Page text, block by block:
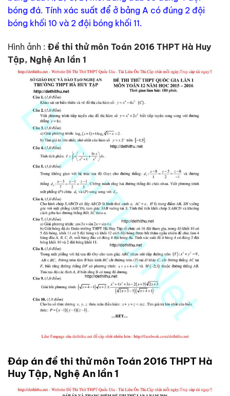
bóng đá. Tính xác suất để ở bảng A có đúng 2 đội
bóng khối 10 và 2 đội bóng khối 11.
Hình ảnh : Đề thi thử môn Toán 2016 THPT Hà Huy
Tập, Nghệ An lần 1
Đáp án đề thi thử môn Toán 2016 THPT Hà
Huy Tập, Nghệ An lần 1